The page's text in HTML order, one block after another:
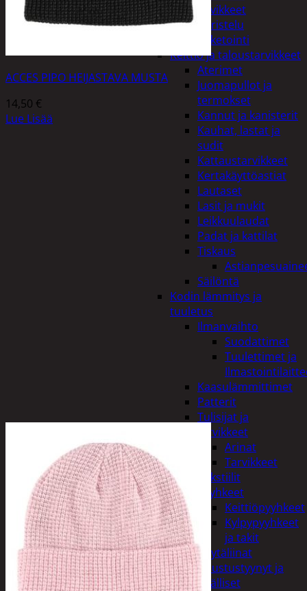
Juhlatarvikkeet
Koristelu
Paketointi
Keittiö ja taloustarvikkeet
Aterimet
Juomapullot ja
termokset
Kannut ja kanisterit
Kauhat, lastat ja
sudit
Kattaustarvikkeet
Kertakäyttöastiat
Lautaset
Lasit ja mukit
Leikkuulaudat
Padat ja kattilat
Tiskaus
Säilöntä
Kodin lämmitys ja
tuuletus
Ilmanvaihto
Suodattimet
Tuulettimet ja
Kaasulämmittimet
Patterit
Tulisijat ja
tarvikkeet
Arinat
Tarvikkeet
Kodintekstiilit
Pyyhkeet
Keittiöpyyhkeet
Kylpypyyhkeet
ja takit
Pöytäliinat
Sisustustyynyt ja
päälliset
ACCES PIPO HEIJASTAVA MUSTA
14,50 €
Lue Lisää